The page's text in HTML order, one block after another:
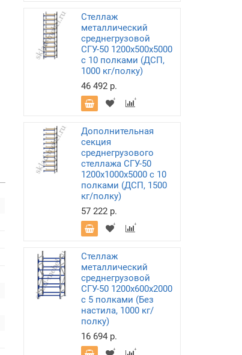
Стеллаж
металлический
среднегрузовой
СГУ-50 1200х500х5000
с 10 полками (ДСП,
1000 кг/полку)
46 492 р.
Дополнительная
секция
среднегрузового
стеллажа СГУ-50
1200х1000х5000 с 10
полками (ДСП, 1500
кг/полку)
57 222 р.
Стеллаж
металлический
среднегрузовой
СГУ-50 1200х600х2000
с 5 полками (Без
настила, 1000 кг/
полку)
16 694 р.